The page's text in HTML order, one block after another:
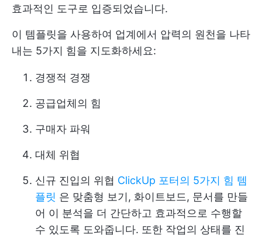
효과적인 도구로 입증되었습니다.
이 템플릿을 사용하여 업계에서 압력의 원천을 나타
내는 5가지 힘을 지도화하세요:
경쟁적 경쟁
공급업체의 힘
구매자 파워
대체 위협
신규 진입의 위협 ClickUp 포터의 5가지 힘 템
플릿 은 맞춤형 보기, 화이트보드, 문서를 만들
어 이 분석을 더 간단하고 효과적으로 수행할
수 있도록 도와줍니다. 또한 작업의 상태를 진